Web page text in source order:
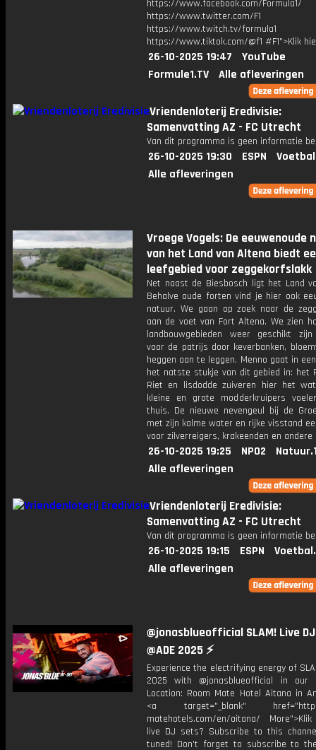
https://www.facebook.com/Formula1/
https://www.twitter.com/F1
https://www.twitch.tv/formula1
https://www.tiktok.com/@f1 #F1">Klik
26-10-2025 19:47
YouTube
Formule1.TV
Alle afleveringen
Vriendenloterij Eredivisie:
Samenvatting AZ - FC Utrecht
Van dit programma is geen informatie
26-10-2025 19:30 ESPN
Alle afleveringen
Vroege Vogels: De eeuwenoude
van het Land van Altena biedt
leefgebied voor zeggekorfslakk
Net naast de Biesbosch ligt het Land
Behalve oude forten vind je hier ook
natuur. We gaan op zoek naar de
aan de voet van Fort Altena. We zien
landbouwgebieden weer geschikt
voor de patrijs door keverbanken,
heggen aan te leggen. Menno gaat in
het natste stukje van dit gebied in: het
Riet en lisdodde zuiveren hier het
kleine en grote modderkruipers
thuis. De nieuwe nevengeul bij de
met zijn kalme water en rijke visstand
voor zilverreigers, krakeenden en
26-10-2025 19:25 NPO2
Alle afleveringen
Vriendenloterij Eredivisie:
Samenvatting AZ - FC Utrecht
Van dit programma is geen informatie
26-10-2025 19:15 ESPN
Alle afleveringen
@jonasblueofficial SLAM! Live
@ADE 2025 ⚡
Experience the electrifying energy of
2025 with @jonasblueofficial in our
Location: Room Mate Hotel Aitana in
<a target="_blank"
matehotels.com/en/aitana/
live DJ sets? Subscribe to this
tuned! Don’t forget to subscribe to